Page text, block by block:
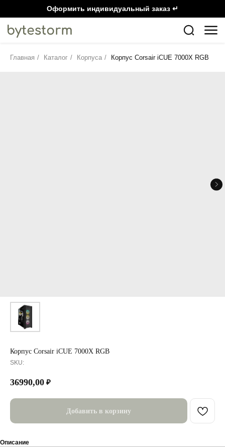
Оформить индивидуальный заказ ↵
Главная / Каталог / Корпуса / Корпус Corsair iCUE 7000X RGB
Корпус Corsair iCUE 7000X RGB
SKU:
36990,00 ₽
Добавить в корзину
Описание